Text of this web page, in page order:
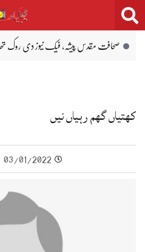
فیک نیوز دی روک تھام لازمی اے: عظمیٰ بخاری
کھتیاں گھم رہیاں نیں
03/01/2022